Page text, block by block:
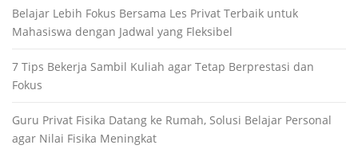
Belajar Lebih Fokus Bersama Les Privat Terbaik untuk
Mahasiswa dengan Jadwal yang Fleksibel
7 Tips Bekerja Sambil Kuliah agar Tetap Berprestasi dan
Fokus
Guru Privat Fisika Datang ke Rumah, Solusi Belajar Personal
agar Nilai Fisika Meningkat